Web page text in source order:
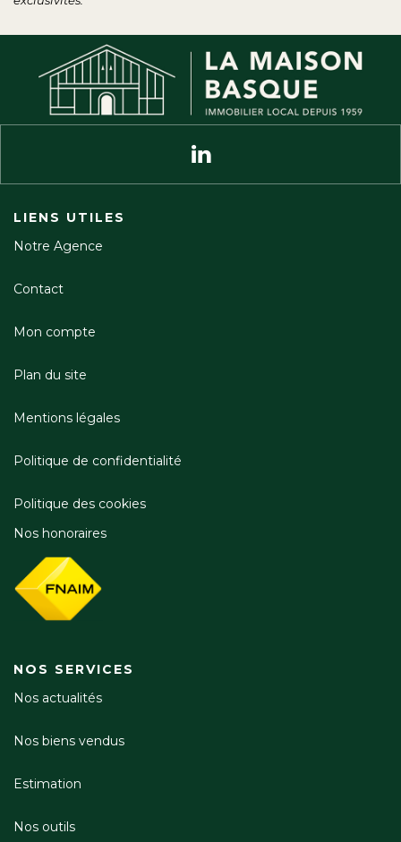
LIENS UTILES
Notre Agence
Contact
Mon compte
Plan du site
Mentions légales
Politique de confidentialité
Politique des cookies
Nos honoraires
NOS SERVICES
Nos actualités
Nos biens vendus
Estimation
Nos outils